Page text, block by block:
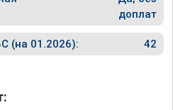
данного
доволен
спасибо!
доплат
(на 01.2026): 42